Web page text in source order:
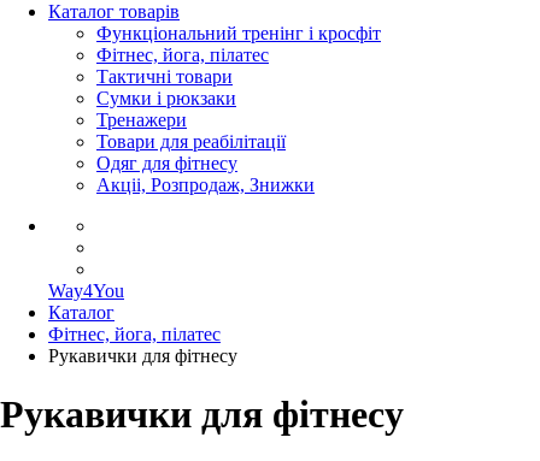
Каталог товарів
Функціональний тренінг і кросфіт
Фітнес, йога, пілатес
Тактичні товари
Сумки і рюкзаки
Тренажери
Товари для реабілітації
Одяг для фітнесу
Акціі, Розпродаж, Знижки
Way4You
Каталог
Фітнес, йога, пілатес
Рукавички для фітнесу
Рукавички для фітнесу